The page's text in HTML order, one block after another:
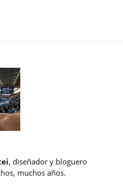
, diseñador y bloguero
muchos años.